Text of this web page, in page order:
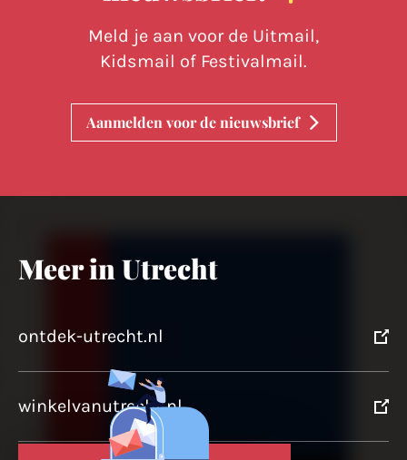
Meld je aan voor de Uitmail,
Kidsmail of Festivalmail.
Aanmelden voor de nieuwsbrief
Meer in Utrecht
ontdek-utrecht.nl
winkelvanutrecht.nl